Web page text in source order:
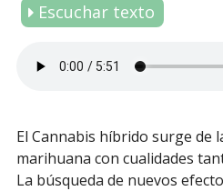
Escuchar texto
El Cannabis híbrido surge de
marihuana con cualidades
La búsqueda de nuevos